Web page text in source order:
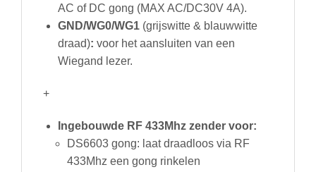
AC of DC gong (MAX AC/DC30V 4A).
GND/WG0/WG1(grijswitte & blauwwitte
draad): voor het aansluiten van een
Wiegand lezer.
+
Ingebouwde RF 433Mhz zender voor:
DS6603 gong: laat draadloos via RF
433Mhz een gong rinkelen